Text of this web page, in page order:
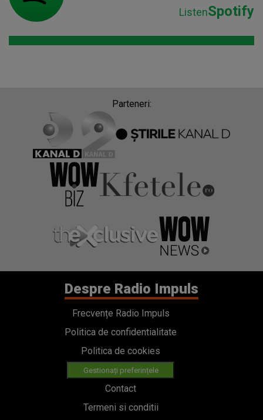
ListenSpotify
Parteneri:
Despre Radio Impuls
Frecvențe Radio Impuls
Politica de confidentialitate
Politica de cookies
Gestionați preferințele
Contact
Termeni si conditii